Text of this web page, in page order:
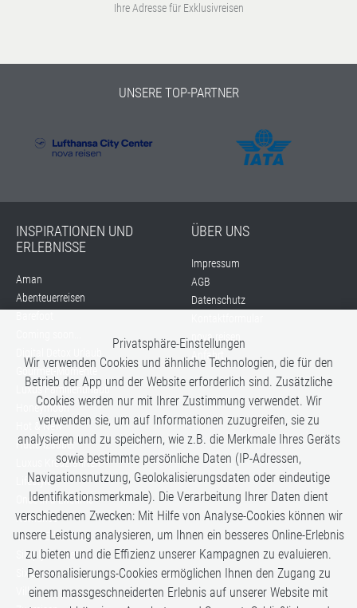
Ihre Adresse für Exklusivreisen
UNSERE TOP-PARTNER
INSPIRATIONEN UND
ERLEBNISSE
Aman
Abenteuerreisen
Gourmet-Momente
Luxus Familienurlaub
Honeymoon
Hot & New
Hüttenzauber
Luxus Kreuzfahrten
Lifestyle
Once in a Lifetime
Romance
Safari-Erlebnisse
Simply the Best
Six Senses
Villen
ÜBER UNS
Impressum
AGB
Datenschutz
nova reisen
Anfahrt
Privatsphäre-Einstellungen
Wir verwenden Cookies und ähnliche Technologien, die für den
Betrieb der App und der Website erforderlich sind. Zusätzliche
Cookies werden nur mit Ihrer Zustimmung verwendet. Wir
verwenden sie, um auf Informationen zuzugreifen, sie zu
analysieren und zu speichern, wie z.B. die Merkmale Ihres Geräts
sowie bestimmte persönliche Daten (IP-Adressen,
Navigationsnutzung, Geolokalisierungsdaten oder eindeutige
Identifikationsmerkmale). Die Verarbeitung Ihrer Daten dient
verschiedenen Zwecken: Mit Hilfe von Analyse-Cookies können wir
unsere Leistung analysieren, um Ihnen ein besseres Online-Erlebnis
zu bieten und die Effizienz unserer Kampagnen zu evaluieren.
Personalisierungs-Cookies ermöglichen Ihnen den Zugang zu
einem massgeschneiderten Erlebnis auf unserer Website mit